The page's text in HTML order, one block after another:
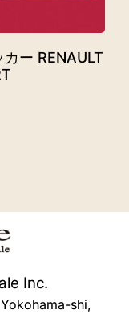
カー RENAULT
Inc.
shi,